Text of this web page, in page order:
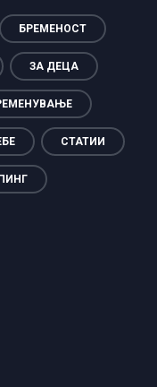
БРЕМЕНОСТ
ЗА ДЕЦА
СТАТИИ